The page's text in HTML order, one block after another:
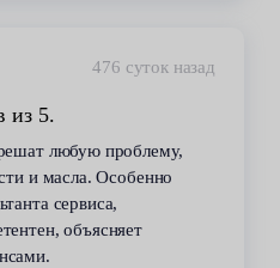
476 суток назад
из 5.
любую проблему,
и масла. Особенно
сервиса,
объясняет